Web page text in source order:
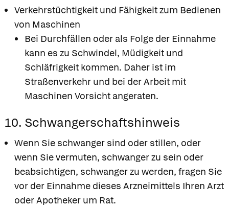
Verkehrstüchtigkeit und Fähigkeit zum Bedienen
von Maschinen
Bei Durchfällen oder als Folge der Einnahme
kann es zu Schwindel, Müdigkeit und
Schläfrigkeit kommen. Daher ist im
Straßenverkehr und bei der Arbeit mit
Maschinen Vorsicht angeraten.
10. Schwangerschaftshinweis
Wenn Sie schwanger sind oder stillen, oder
wenn Sie vermuten, schwanger zu sein oder
beabsichtigen, schwanger zu werden, fragen Sie
vor der Einnahme dieses Arzneimittels Ihren Arzt
oder Apotheker um Rat.